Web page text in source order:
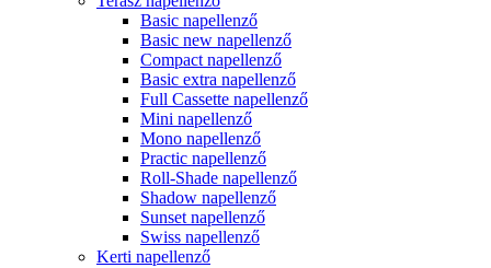
Basic napellenző
Basic new napellenző
Compact napellenző
Basic extra napellenző
Full Cassette napellenző
Mini napellenző
Mono napellenző
Practic napellenző
Roll-Shade napellenző
Shadow napellenző
Sunset napellenző
Swiss napellenző
Kerti napellenző